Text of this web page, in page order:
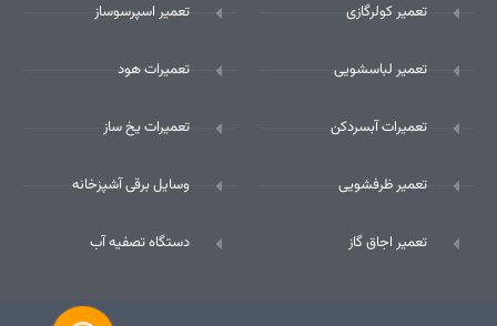
تعمیر کولرگازی
تعمیر لباسشویی
تعمیرات آبسردکن
تعمیر ظرفشویی
تعمیر اجاق گاز
تعمیر اسپرسوساز
تعمیرات هود
تعمیرات یخ ساز
وسایل برقی آشپزخانه
دستگاه تصفیه آب